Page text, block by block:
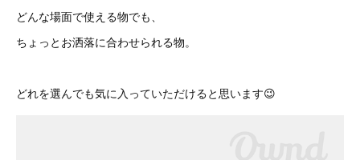
どんな場面で使える物でも、
ちょっとお洒落に合わせられる物。
どれを選んでも気に入っていただけると思います😉